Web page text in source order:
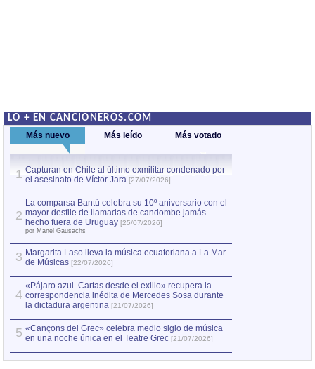
LO + EN CANCIONEROS.COM
Más nuevo Más leído Más votado
1 Capturan en Chile al último exmilitar condenado por
el asesinato de Víctor Jara [27/07/2026]
2
La comparsa Bantú celebra su 10º aniversario con el
mayor desfile de llamadas de candombe jamás
hecho fuera de Uruguay [25/07/2026]
por Manel Gausachs
3 Margarita Laso lleva la música ecuatoriana a La Mar
de Músicas [22/07/2026]
4
«Pájaro azul. Cartas desde el exilio» recupera la
correspondencia inédita de Mercedes Sosa durante
la dictadura argentina [21/07/2026]
5 «Cançons del Grec» celebra medio siglo de música
en una noche única en el Teatre Grec [21/07/2026]